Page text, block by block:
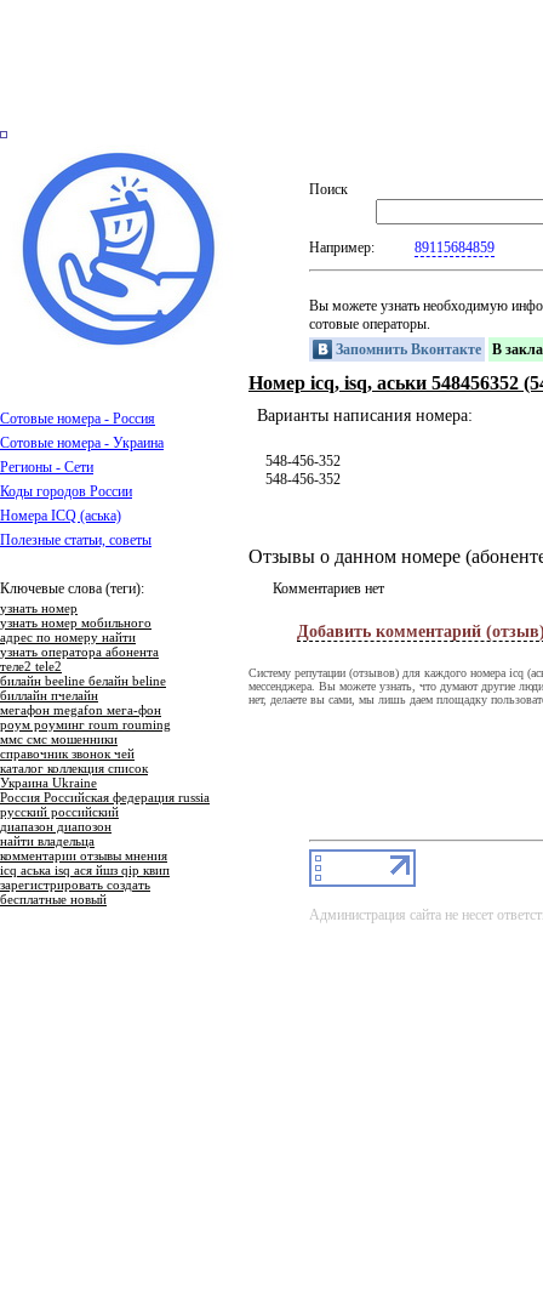
Сотовые номера - Россия
Сотовые номера - Украина
Регионы - Сети
Коды городов России
Номера ICQ (аська)
Полезные статьи, советы
Ключевые слова (теги):
узнать номер
узнать номер мобильного
адрес по номеру найти
узнать оператора абонента
теле2 tele2
билайн beeline белайн beline
биллайн пчелайн
мегафон megafon мега-фон
роум роуминг roum rouming
ммс смс мошенники
справочник звонок чей
каталог коллекция список
Украина Ukraine
Россия Российская федерация russia
русский российский
диапазон диапозон
найти владельца
комментарии отзывы мнения
icq аська isq ася йшз qip квип
зарегистрировать создать
бесплатные новый
Поиск
Например: 89115684859
Вы можете узнать необходимую
сотовые операторы.
Запомнить Вконтакте
В
Номер icq, isq, аськи 548456352
Варианты написания номера:
548-456-352
548-456-352
Отзывы о данном номере
Комментариев нет
Добавить комментарий
Систему репутации (отзывов) для каждого номера icq
мессенджера. Вы можете узнать, что думают другие
нет, делаете вы сами, мы лишь даем площадку
Администрация сайта не несет